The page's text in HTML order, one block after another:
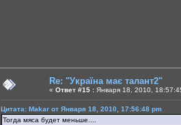
Re: "Україна має талант2"
« Ответ #15 : Января 18, 2010,
Цитата: Makar от Января 18, 2010, 17:56:48 pm
Тогда мяса будет меньше....